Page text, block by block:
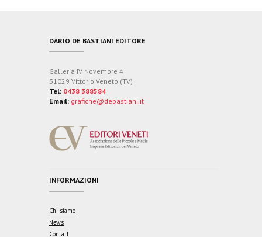
DARIO DE BASTIANI EDITORE
Galleria IV Novembre 4
31029 Vittorio Veneto (TV)
Tel: 0438 388584
Email: grafiche@debastiani.it
INFORMAZIONI
Chi siamo
News
Contatti